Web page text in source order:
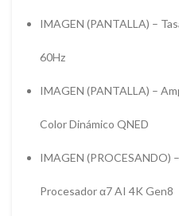
IMAGEN (PANTALLA) –
60Hz
IMAGEN (PANTALLA) –
Color Dinámico QNED
IMAGEN (PROCESANDO)
Procesador α7 AI 4K Gen8